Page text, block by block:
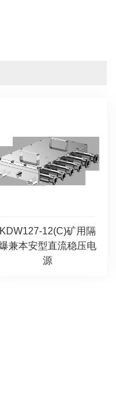
KDW127-12(C)矿用隔
兼本安型直流稳压电
源